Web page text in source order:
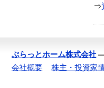
⇒
ぷらっとホーム株式会社
会社概要
株主・投資家